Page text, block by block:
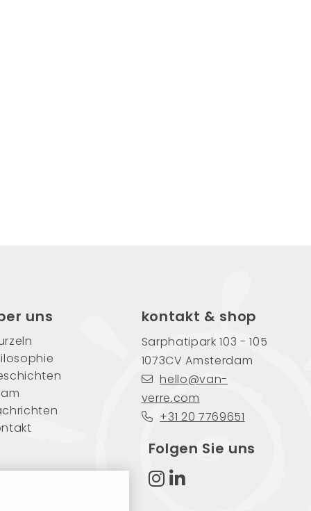
uns kontakt & shop
Sarphatipark 103 - 105
1073CV Amsterdam
hello@van-
verre.com
+31 20 7769651
Folgen Sie uns